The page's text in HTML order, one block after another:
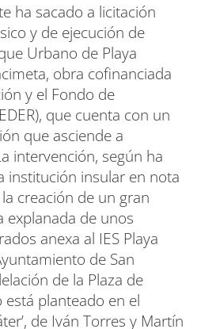
ha sacado a licitación
y de ejecución de
Urbano de Playa
obra cofinanciada
y el Fondo de
que cuenta con un
que asciende a
intervención, según ha
institución insular en nota
creación de un gran
explanada de unos
anexa al IES Playa
de San
de la Plaza de
planteado en el
de Iván Torres y Martín